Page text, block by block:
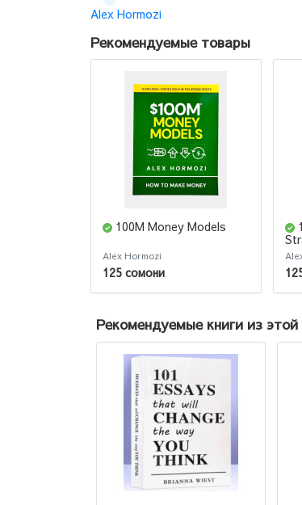
Alex Hormozi
Рекомендуемые товары
100M Money Models
Alex Hormozi
125 сомони
Рекомендуемые книги из этой